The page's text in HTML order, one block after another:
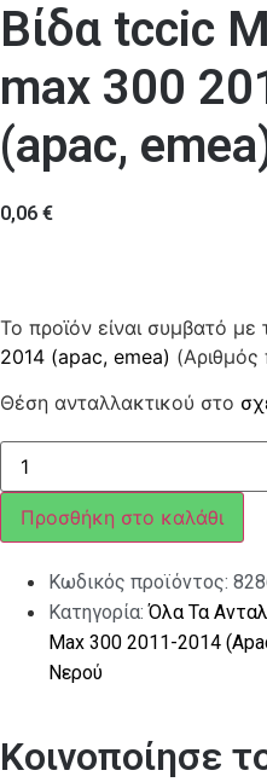
Βίδα tccic
max 300
(apac,
0,06 €
Το προϊόν είναι συμβατό με
2014 (apac, emea) (Αριθμός
Θέση ανταλλακτικού στο
Βίδα
tccic
M5x22
ποσότητα
Προσθήκη στο καλάθι
Κωδικός προϊόντος:
Κατηγορία:Όλα Τα
Max 300 2011-2014
Νερού
Κοινοποίησε